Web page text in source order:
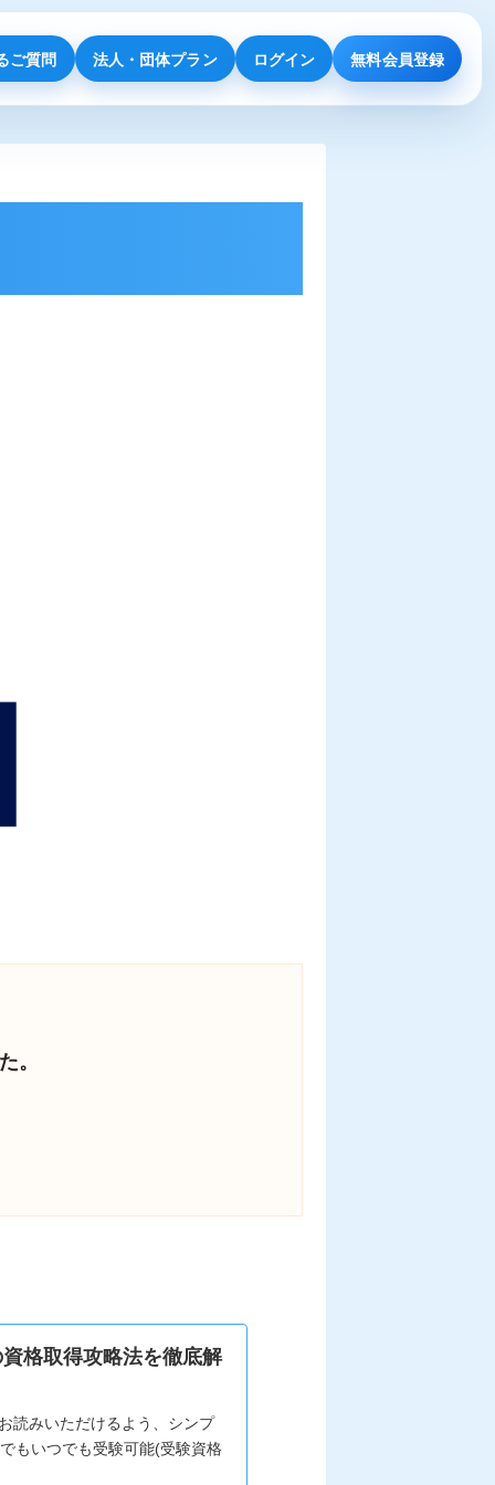
ご質問 法人・団体プラン ログイン 無料会員登録
。
格取得攻略法を徹底解
読みいただけるよう、シンプ
もいつでも受験可能(受験資格